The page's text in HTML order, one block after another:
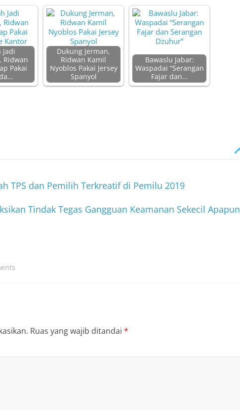
Jadi
Ridwan
Pakai
Dukung Jerman,
Ridwan Kamil
Nyoblos Pakai Jersey
Spanyol
Bawaslu Jabar:
Waspadai “Serangan
Fajar dan…
TPS dan Pemilih Terkreatif di Pemilu 2019
Tindak Tegas Gangguan Keamanan Sekecil Apapun
Ruas yang wajib ditandai *